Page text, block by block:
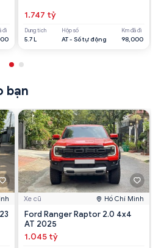
đi
1.747 tỷ
Dung tích
5.7 L
Hộp số
AT - Số tự động
Km đã đi
98,000
bạn
Xe cũ Hồ Chí Minh
Ford Ranger Raptor 2.0 4x4
AT 2025
1.045 tỷ